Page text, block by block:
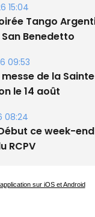
15:04
Tango
Benedetto
09:53
messe de la
le 14 août
08:24
ce week-
RCPV